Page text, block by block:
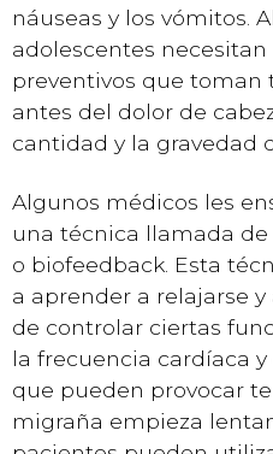
náuseas y los vómitos.
adolescentes
preventivos que toman
antes del dolor de
cantidad y la gravedad
Algunos médicos les
una técnica llamada
o biofeedback. Esta
a aprender a relajarse
de controlar ciertas
la frecuencia cardíaca y
que pueden provocar
migraña empieza